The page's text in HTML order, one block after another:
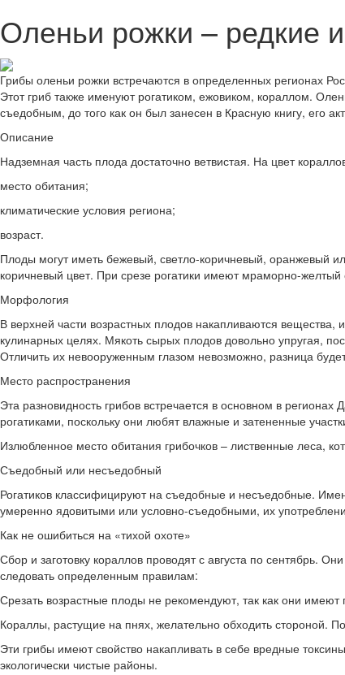
Оленьи рожки – редкие
Грибы оленьи рожки встречаются в определенных регионах
Этот гриб также именуют рогатиком, ежовиком, кораллом.
съедобным, до того как он был занесен в Красную книгу, его
Описание
Надземная часть плода достаточно ветвистая. На цвет
место обитания;
климатические условия региона;
возраст.
Плоды могут иметь бежевый, светло-коричневый, оранжевый
коричневый цвет. При срезе рогатики имеют мраморно-
Морфология
В верхней части возрастных плодов накапливаются
кулинарных целях. Мякоть сырых плодов довольно упругая,
Отличить их невооруженным глазом невозможно, разница
Место распространения
Эта разновидность грибов встречается в основном в
рогатиками, поскольку они любят влажные и затененные
Излюбленное место обитания грибочков – лиственные леса,
Съедобный или несъедобный
Рогатиков классифицируют на съедобные и несъедобные.
умеренно ядовитыми или условно-съедобными, их
Как не ошибиться на «тихой охоте»
Сбор и заготовку кораллов проводят с августа по сентябрь.
следовать определенным правилам:
Срезать возрастные плоды не рекомендуют, так как они имеют
Кораллы, растущие на пнях, желательно обходить стороной.
Эти грибы имеют свойство накапливать в себе вредные
экологически чистые районы.